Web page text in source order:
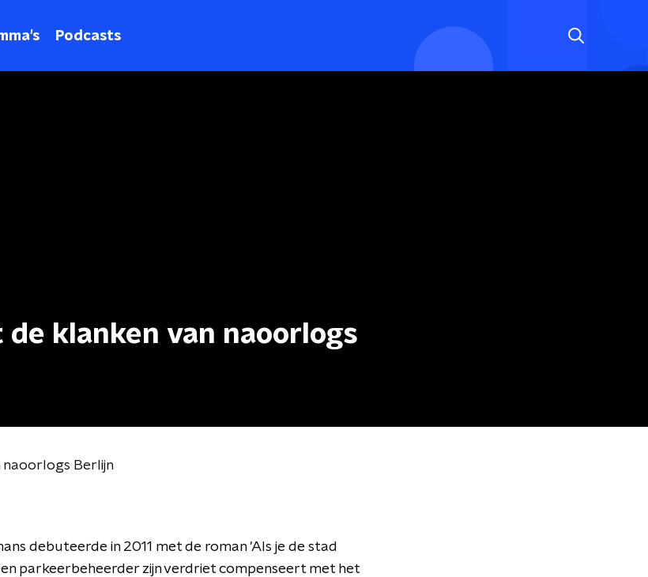
Podcasts
klanken van naoorlogs
naoorlogs Berlijn
debuteerde in 2011 met de roman 'Als je de stad
parkeerbeheerder zijn verdriet compenseert met het